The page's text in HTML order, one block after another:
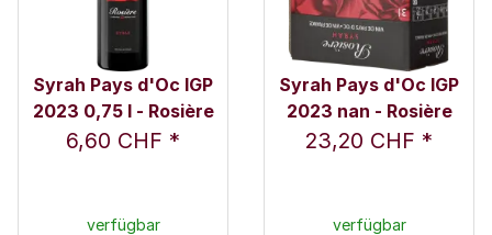
Syrah Pays d'Oc IGP
2023 0,75 l - Rosière
6,60 CHF *
verfügbar
Syrah Pays d'Oc IGP
2023 nan - Rosière
23,20 CHF *
verfügbar